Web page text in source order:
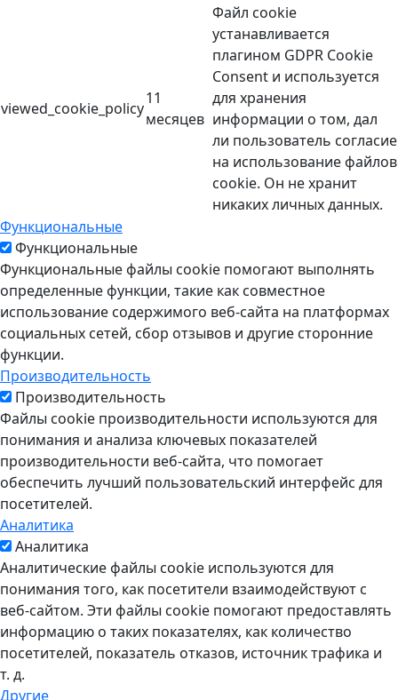
viewed_cookie_policy
11
месяцев
Файл cookie
устанавливается
плагином GDPR Cookie
Consent и используется
для хранения
информации о том, дал
ли пользователь согласие
на использование файлов
cookie. Он не хранит
никаких личных данных.
Функциональные
Функциональные
Функциональные файлы cookie помогают выполнять
определенные функции, такие как совместное
использование содержимого веб-сайта на платформах
социальных сетей, сбор отзывов и другие сторонние
функции.
Производительность
Производительность
Файлы cookie производительности используются для
понимания и анализа ключевых показателей
производительности веб-сайта, что помогает
обеспечить лучший пользовательский интерфейс для
посетителей.
Аналитика
Аналитика
Аналитические файлы cookie используются для
понимания того, как посетители взаимодействуют с
веб-сайтом. Эти файлы cookie помогают предоставлять
информацию о таких показателях, как количество
посетителей, показатель отказов, источник трафика и
т. д.
Другие